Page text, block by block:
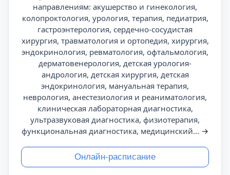
направлениям: акушерство и гинекология,
колопроктология, урология, терапия, педиатрия,
гастроэнтерология, сердечно-сосудистая
хирургия, травматология и ортопедия, хирургия,
эндокринология, ревматология, офтальмология,
дерматовенерология, детская урология-
андрология, детская хирургия, детская
эндокринология, мануальная терапия,
неврология, анестезиология и реаниматология,
клиническая лабораторная диагностика,
ультразвуковая диагностика, физиотерапия,
функциональная диагностика, медицинский... →
Онлайн-расписание